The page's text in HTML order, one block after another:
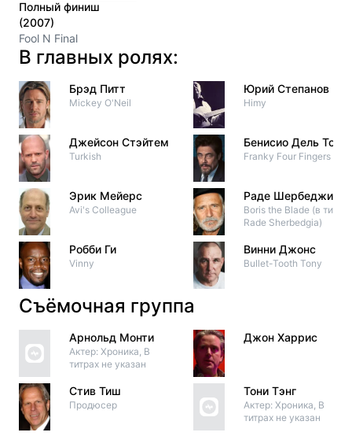
Полный финиш
(2007)
Fool N Final
В главных ролях:
Брэд Питт
Mickey O'Neil
Джейсон Стэйтем
Turkish
Эрик Мейерс
Avi's Colleague
Робби Ги
Vinny
Юрий Степанов
Himy
Бенисио Дель Торо
Franky Four Fingers
Раде Шербеджия
Boris the Blade (в
Rade Sherbedgia)
Винни Джонс
Bullet-Tooth Tony
Съёмочная группа
Арнольд Монти
Актер: Хроника, В
титрах не указан
Стив Тиш
Продюсер
Джон Харрис
Тони Тэнг
Актер: Хроника, В
титрах не указан